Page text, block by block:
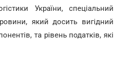
України, спеціальний
який досить вигідний
та рівень податків, які